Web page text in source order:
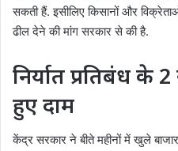
सकती हैं. इसीलिए किसानों और
ढील देने की मांग सरकार से की है.
निर्यात प्रतिबंध के
हुए दाम
केंद्र सरकार ने बीते महीनों में खुले